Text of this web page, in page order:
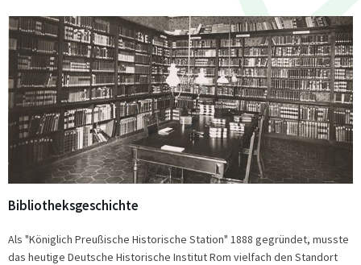
Bibliotheksgeschichte
Als "Königlich Preußische Historische Station" 1888 gegründet, musste
das heutige Deutsche Historische Institut Rom vielfach den Standort